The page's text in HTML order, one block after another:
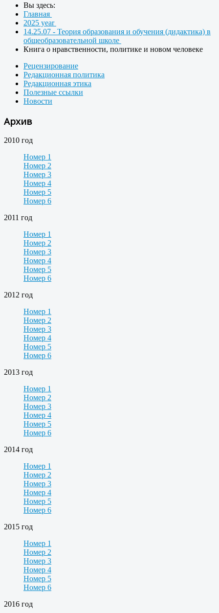
Вы здесь:
Главная
2025 year
14.25.07 - Теория образования и обучения (дидактика) в
общеобразовательной школе
Книга о нравственности, политике и новом человеке
Рецензирование
Редакционная политика
Редакционная этика
Полезные ссылки
Новости
Архив
2010 год
Номер 1
Номер 2
Номер 3
Номер 4
Номер 5
Номер 6
2011 год
Номер 1
Номер 2
Номер 3
Номер 4
Номер 5
Номер 6
2012 год
Номер 1
Номер 2
Номер 3
Номер 4
Номер 5
Номер 6
2013 год
Номер 1
Номер 2
Номер 3
Номер 4
Номер 5
Номер 6
2014 год
Номер 1
Номер 2
Номер 3
Номер 4
Номер 5
Номер 6
2015 год
Номер 1
Номер 2
Номер 3
Номер 4
Номер 5
Номер 6
2016 год